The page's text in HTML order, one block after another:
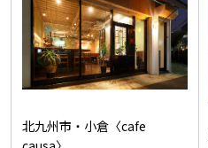
北九州市・小倉〈cafe